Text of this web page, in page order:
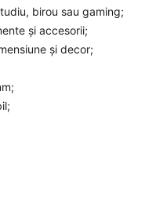
birou sau gaming;
și accesorii;
și decor;